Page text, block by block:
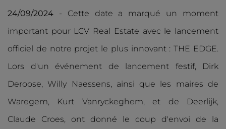
24/09/2024 - Cette date a marqué un moment
important pour LCV Real Estate avec le lancement
officiel de notre projet le plus innovant : THE EDGE.
Lors d'un événement de lancement festif, Dirk
Deroose, Willy Naessens, ainsi que les maires de
Waregem, Kurt Vanryckeghem, et de Deerlijk,
Claude Croes, ont donné le coup d'envoi de la